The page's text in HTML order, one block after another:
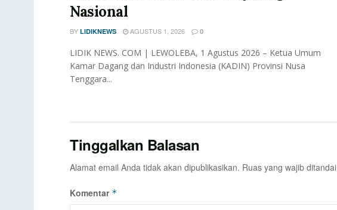
Nasional
BY LIDIKNEWS AGUSTUS 1, 2026 0
LIDIK NEWS. COM | LEWOLEBA, 1 Agustus 2026 – Ketua Umum
Kamar Dagang dan Industri Indonesia (KADIN) Provinsi Nusa
Tenggara...
Tinggalkan Balasan
Alamat email Anda tidak akan dipublikasikan. Ruas yang wajib ditandai
Komentar *